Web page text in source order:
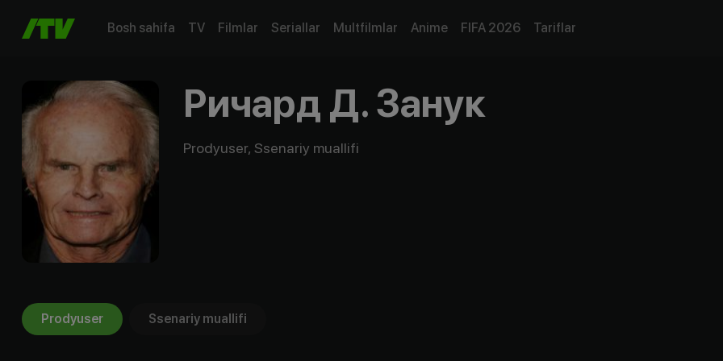
Bosh sahifa TV Filmlar Seriallar Multfilmlar Anime FIFA 2026 Tariflar
Ричард Д. Занук
Prodyuser, Ssenariy muallifi
Prodyuser Ssenariy muallifi